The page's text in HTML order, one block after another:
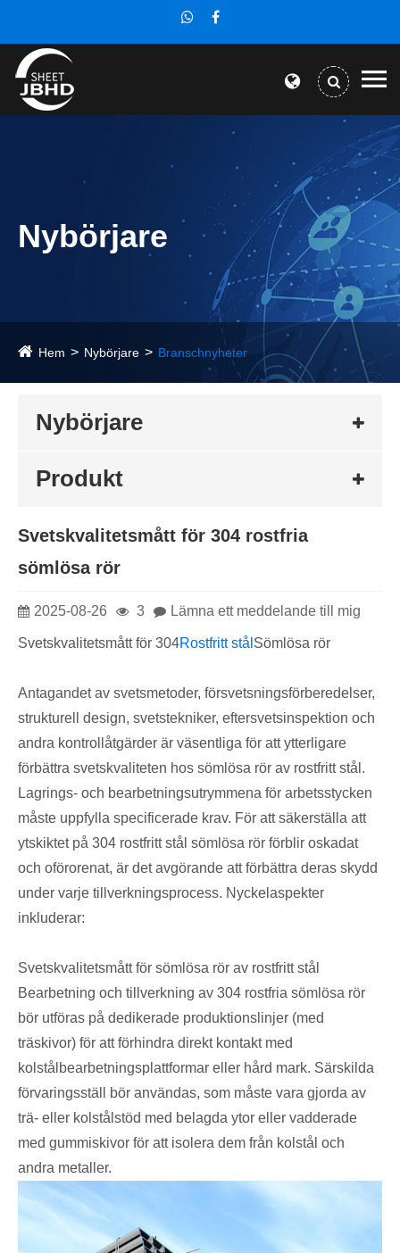
Nybörjare
Hem Nybörjare Branschnyheter
Nybörjare
Produkt
​Svetskvalitetsmått för 304 rostfria
sömlösa rör
2025-08-26 3 Lämna ett meddelande till mig
Svetskvalitetsmått för 304Rostfritt stål Sömlösa rör
Antagandet av svetsmetoder, försvetsningsförberedelser,
strukturell design, svetstekniker, eftersvetsinspektion och
andra kontrollåtgärder är väsentliga för att ytterligare
förbättra svetskvaliteten hos sömlösa rör av rostfritt stål.
Lagrings- och bearbetningsutrymmena för arbetsstycken
måste uppfylla specificerade krav. För att säkerställa att
ytskiktet på 304 rostfritt stål sömlösa rör förblir oskadat
och oförorenat, är det avgörande att förbättra deras skydd
under varje tillverkningsprocess. Nyckelaspekter
inkluderar:
Svetskvalitetsmått för sömlösa rör av rostfritt stål
Bearbetning och tillverkning av 304 rostfria sömlösa rör
bör utföras på dedikerade produktionslinjer (med
träskivor) för att förhindra direkt kontakt med
kolstålbearbetningsplattformar eller hård mark. Särskilda
förvaringsställ bör användas, som måste vara gjorda av
trä- eller kolstålstöd med belagda ytor eller vadderade
med gummiskivor för att isolera dem från kolstål och
andra metaller.